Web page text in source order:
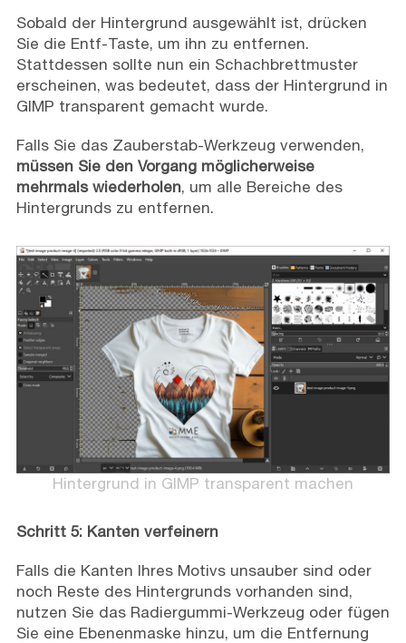
Sobald der Hintergrund ausgewählt ist, drücken
Sie die Entf-Taste, um ihn zu entfernen.
Stattdessen sollte nun ein Schachbrettmuster
erscheinen, was bedeutet, dass der Hintergrund in
GIMP transparent gemacht wurde.
Falls Sie das Zauberstab-Werkzeug verwenden,
müssen Sie den Vorgang möglicherweise
mehrmals wiederholen, um alle Bereiche des
Hintergrunds zu entfernen.
Hintergrund in GIMP transparent machen
Schritt 5: Kanten verfeinern
Falls die Kanten Ihres Motivs unsauber sind oder
noch Reste des Hintergrunds vorhanden sind,
nutzen Sie das Radiergummi-Werkzeug oder fügen
Sie eine Ebenenmaske hinzu, um die Entfernung